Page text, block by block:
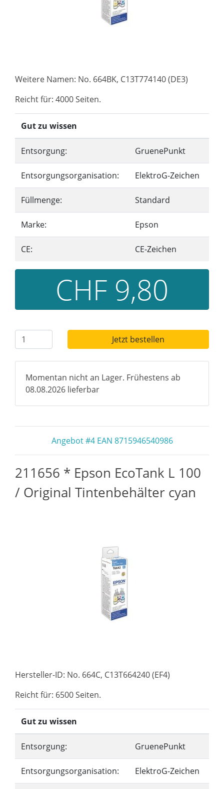
Weitere Namen: No. 664BK, C13T774140 (DE3)
Reicht für: 4000 Seiten.
Gut zu wissen
Entsorgung: GruenePunkt
Entsorgungsorganisation: ElektroG-Zeichen
Füllmenge: Standard
Marke: Epson
CE: CE-Zeichen
CHF 9,80
Jetzt bestellen
Momentan nicht an Lager. Frühestens ab
08.08.2026 lieferbar
Angebot #4 EAN 8715946540986
211656 * Epson EcoTank L 100
/ Original Tintenbehälter cyan
Hersteller-ID: No. 664C, C13T664240 (EF4)
Reicht für: 6500 Seiten.
Gut zu wissen
Entsorgung: GruenePunkt
Entsorgungsorganisation: ElektroG-Zeichen